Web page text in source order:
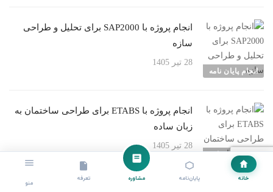
خانه پایان‌نامه مشاوره تعرفه
منو
انجام پایان نامه
انجام پروژه با SAP2000 برای تحلیل و طراحی
سازه
28 تیر 1405
انجام پایان نامه
انجام پروژه با ETABS برای طراحی ساختمان به
زبان ساده
28 تیر 1405